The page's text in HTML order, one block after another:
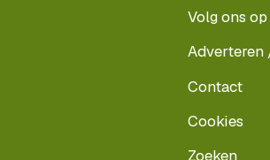
Volg ons
Adverteren
Contact
Cookies
Zoeken